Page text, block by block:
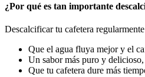
¿Por qué es tan importante
Descalcificar tu cafetera
Que el agua fluya mejor y el
Un sabor más puro y
Que tu cafetera dure más